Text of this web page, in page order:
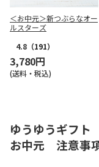
＜お中元＞新つぶらなオー
ルスターズ
4.8 （191）
3,780円
(送料・税込)
ゆうゆうギフ
お中元 注意事